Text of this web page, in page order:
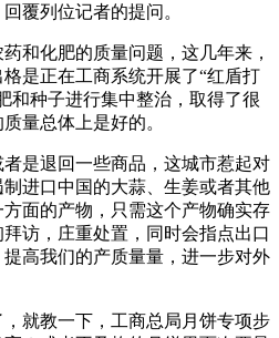
覆列位记者的提问。
化肥的质量问题，这几年来，
是正在工商系统开展了“红盾打
和种子进行集中整治，取得了很
量总体上是好的。
退回一些商品，这城市惹起对
进口中国的大蒜、生姜或者其他
面的产物，只需这个产物确实存
访，庄重处置，同时会指点出口
高我们的产质量量，进一步对外
教一下，工商总局月饼专项步